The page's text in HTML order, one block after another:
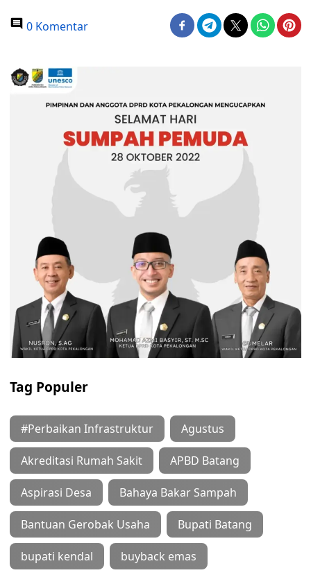
0 Komentar
Tag Populer
#Perbaikan Infrastruktur Agustus
Akreditasi Rumah Sakit APBD Batang
Aspirasi Desa Bahaya Bakar Sampah
Bantuan Gerobak Usaha Bupati Batang
bupati kendal buyback emas